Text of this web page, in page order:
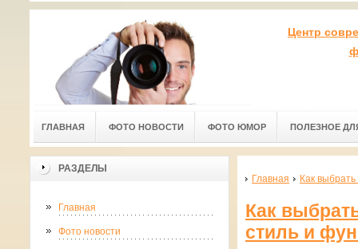
Центр
ГЛАВНАЯ ФОТО НОВОСТИ ФОТО ЮМОР ПОЛЕЗНОЕ
РАЗДЕЛЫ
Главная
Фото новости
Главная Как
Как
стиль и